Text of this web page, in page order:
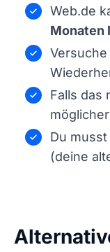
Web.de
Monaten
Falls das
Du musst
(deine